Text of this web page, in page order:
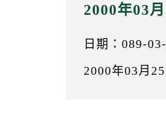
2000年03
日期：089-
2000年03月